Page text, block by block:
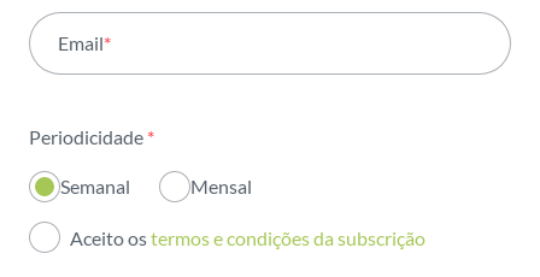
Institucional
Inovação
Investidores
Publicações
Email*
Periodicidade *
Semanal Mensal
Aceito ostermos e condições da subscrição